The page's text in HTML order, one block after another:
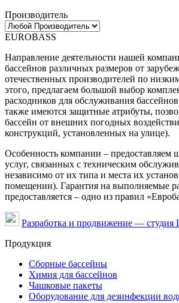
Производитель
EUROBASS
Направление деятельности нашей
бассейнов различных размеров от
отечественных производителей по
этого, предлагаем большой выбор
расходников для обслуживания
также имеются защитные атрибуты,
бассейн от внешних погодных
конструкций, установленных на улице).
Особенность компании – предоставляем
услуг, связанных с техническим
независимо от их типа и места их
помещении). Гарантия на выполняемые
предоставляется – одно из правил
Разработка и продвижение — студия
Продукция
Сборные бассейны
Химия для бассейнов
Чашковые пакеты
Оборудование для дезинфекции